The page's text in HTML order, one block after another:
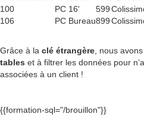
100
PC 16' 599
106
PC Bureau899
Grâce à la clé étrangère , nous
tables et à filtrer les données pour
associées à un client !
{{formation-sql="/brouillon"}}